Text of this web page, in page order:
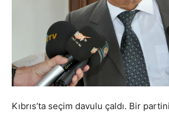
Kıbrıs’ta seçim davulu çaldı. Bir